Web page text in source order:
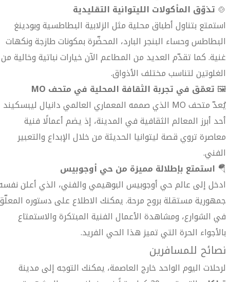
🍲 تذوّق المأكولات الليتوانية التقليدية
استمتع بتناول أطباق محلية مثل الزلابية البطاطسية وبودينغ
البطاطس وحساء البنجر البارد، المحضّرة بمكونات طازجة ونكهات
غنية. كما تقدّم العديد من المطاعم الآن خيارات نباتية وخالية من
الغلوتين لتناسب مختلف الأذواق.
🖼️ تعمّق في تجربة الثقافة المحلية في متحف MO
يُعدّ متحف MO الذي صممه المعماري العالمي دانيال ليبسكيند
أحد أبرز المعالم الثقافية في المدينة، إذ يضم أعمالًا فنية
معاصرة تروي قصة ليتوانيا الحديثة من خلال الإبداع والتعبير
الفني.
🪂 استمتع بإطلالة مميزة من حي أوجوبيس
ادخل إلى عالم حي أوجوبيس البوهيمي والفني، الذي أعلن
جمهورية مستقلة بروح مرحة. يمكنك الاطلاع على دستوره
في الشوارع، ومشاهدة الأعمال الفنية المبتكرة والاستمتاع
بالأجواء الحرة التي تميز هذا الحي الفريد.
نصائح للمسافرين
لرحلات اليوم الواحد خارج العاصمة، يمكنك التوجه إلى مدينة